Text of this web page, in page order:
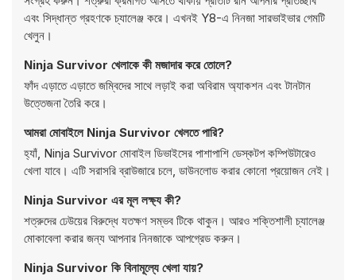
এবং সিদ্ধান্ত গ্রহণকে চ্যালেঞ্জ করে। এখনই Y8-এ নিনজা সারভাইভার গেমটি
খেলুন।
Ninja Survivor খেলাকে কী মজাদার করে তোলে?
ফাঁদ এড়াতে এড়াতে জম্বিদের সাথে লড়াই করা অবিরাম অ্যাকশন এবং টানটান
উত্তেজনা তৈরি করে।
আমরা মোবাইলে Ninja Survivor খেলতে পারি?
হ্যাঁ, Ninja Survivor মোবাইল ডিভাইসের পাশাপাশি ডেস্কটপ কম্পিউটারেও
খেলা যাবে। এটি সরাসরি ব্রাউজারে চলে, ডাউনলোড করার কোনো প্রয়োজন নেই।
Ninja Survivor এর মূল লক্ষ্য কী?
শত্রুদের ঢেউয়ের বিরুদ্ধে যতক্ষণ সম্ভব টিকে থাকুন। আরও শক্তিশালী চ্যালেঞ্জ
মোকাবেলা করার জন্য আপনার নিনজাকে আপগ্রেড করুন।
Ninja Survivor কি বিনামূল্যে খেলা যায়?